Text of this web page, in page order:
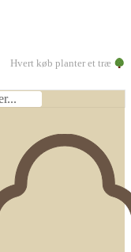
Hvert køb planter et træ